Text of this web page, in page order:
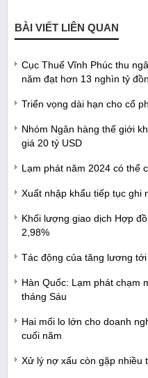
BÀI VIẾT LIÊN QUAN
Cục Thuế Vĩnh Phúc thu
năm đạt hơn 13 nghìn tỷ
Triển vọng dài hạn cho cổ
Nhóm Ngân hàng thế giới
giá 20 tỷ USD
Lạm phát năm 2024 có thể
Xuất nhập khẩu tiếp tục ghi
Khối lượng giao dịch Hợp
2,98%
Tác động của tăng lương
Hàn Quốc: Lạm phát chạm
tháng Sáu
Hai mối lo lớn cho doanh
cuối năm
Xử lý nợ xấu còn gặp nhiều